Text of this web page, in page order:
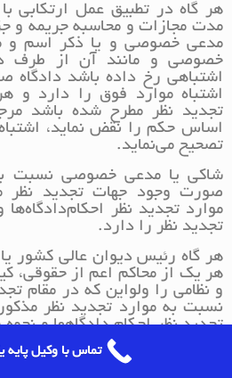
هر گاه در تطبیق عمل ارتکابی
مدت مجازات و محاسبه جریمه و
مدعی خصوصی‌ و یا ذکر اسم و
خصوصی و مانند آن از طرف
اشتباهی رخ داده باشد دادگاه
اشتباه موارد فوق را دارد و
تجدید نظر مطرح شده باشد
اساس حکم را نقض نماید،
تصحیح می‌نماید.
شاکی یا مدعی خصوصی نسبت
صورت وجود جهات تجدید نظر
موارد تجدید نظر
تجدید نظر را دارد.
هر گاه رئیس دیوان عالی کشور
هر یک از محاکم اعم از حقوقی،
و نظامی را ولو‌این که در مقام
نسبت به موارد تجدید نظر
تجدید نظر احکام دادگاهها و
نظر بداند حق درخواست
قانون مذکور را دارند.تماس با وکیل